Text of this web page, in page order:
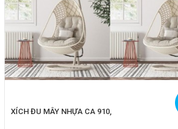
XÍCH ĐU MÂY NHỰA CA 910,